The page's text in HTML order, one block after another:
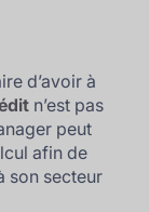
d’avoir à
n’est pas
peut
afin de
son secteur